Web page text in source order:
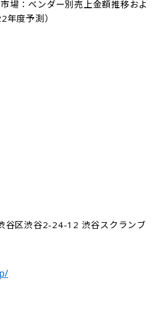
場：ベンダー別売上金額推移およ
年度予測）
谷区渋谷2-24-12 渋谷スクランブ